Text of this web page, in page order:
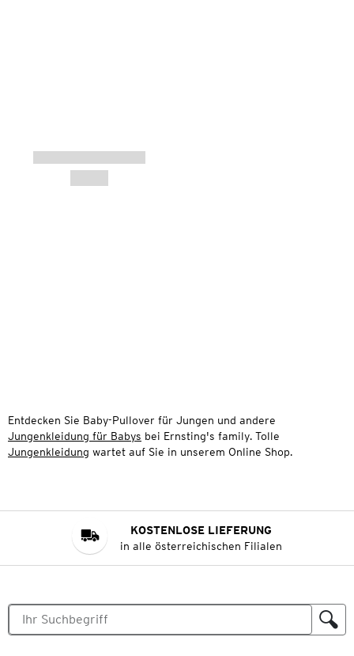
Entdecken Sie Baby-Pullover für Jungen und andere
Jungenkleidung für Babys bei Ernsting's family. Tolle
Jungenkleidung wartet auf Sie in unserem Online Shop.
KOSTENLOSE LIEFERUNG
in alle österreichischen Filialen